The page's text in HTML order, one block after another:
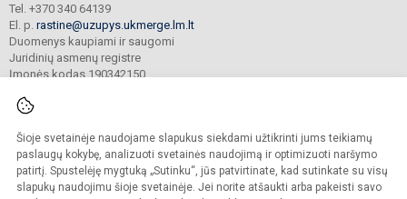
Šioje svetainėje naudojame slapukus siekdami užtikrinti jums teikiamų
paslaugų kokybę, analizuoti svetainės naudojimą ir optimizuoti naršymo
patirtį. Spustelėję mygtuką „Sutinku“, jūs patvirtinate, kad sutinkate su visų
slapukų naudojimu šioje svetainėje. Jei norite atšaukti arba pakeisti savo
Tel. +370 340 64139
El. p. rastine@uzupys.ukmerge.lm.lt
Duomenys kaupiami ir saugomi
Juridinių asmenų registre
Įmonės kodas 190342150
© 2022. Ukmergės Užupio pagrindinė mokykla. Visos teisės saugomos.
Kopijuoti turinį be raštiško įstaigos administracijos sutikimo griežtai draudžiama.
Prieinamumo paraiška Slapukų valdymas